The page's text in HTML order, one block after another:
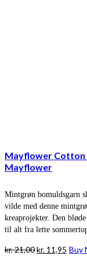
Mayflower Cotton
Mayflower
Mintgrøn bomuldsgarn
vilde med denne
kreaprojekter. Den
til alt fra lette
kr.21,00Den
kr. 11,95 Den
Buy